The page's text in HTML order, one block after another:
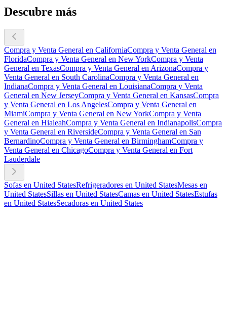
Descubre más
Compra y Venta General en CaliforniaCompra y Venta General en
FloridaCompra y Venta General en New YorkCompra y Venta
General en TexasCompra y Venta General en ArizonaCompra y
Venta General en South CarolinaCompra y Venta General en
IndianaCompra y Venta General en LouisianaCompra y Venta
General en New JerseyCompra y Venta General en KansasCompra
y Venta General en Los AngelesCompra y Venta General en
MiamiCompra y Venta General en New YorkCompra y Venta
General en HialeahCompra y Venta General en IndianapolisCompra
y Venta General en RiversideCompra y Venta General en San
BernardinoCompra y Venta General en BirminghamCompra y
Venta General en ChicagoCompra y Venta General en Fort
Lauderdale
Sofas en United StatesRefrigeradores en United StatesMesas en
United StatesSillas en United StatesCamas en United StatesEstufas
en United StatesSecadoras en United States